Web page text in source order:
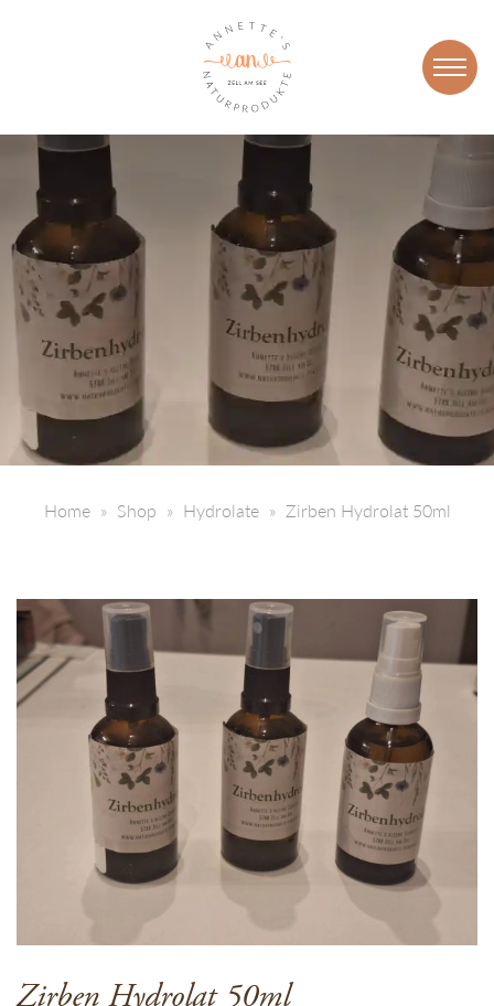
Home Shop Hydrolate Zirben Hydrolat 50ml
Zirben Hydrolat 50ml